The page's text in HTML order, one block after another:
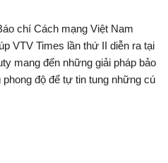
chí Cách mạng Việt Nam
VTV Times lần thứ II diễn ra tại
mang đến những giải pháp bảo
độ để tự tin tung những cú